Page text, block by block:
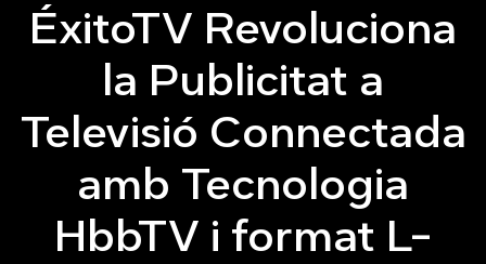
ÉxitoTV Revoluciona
la Publicitat a
Televisió Connectada
amb Tecnologia
HbbTV i format L-